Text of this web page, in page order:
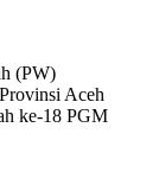
(PW)
Aceh
ke-18 PGM